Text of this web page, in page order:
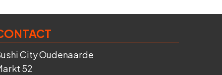
City Oudenaarde
52